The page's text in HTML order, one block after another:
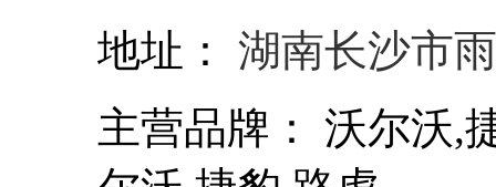
地址：
湖南长沙市
主营品牌：
沃尔沃,